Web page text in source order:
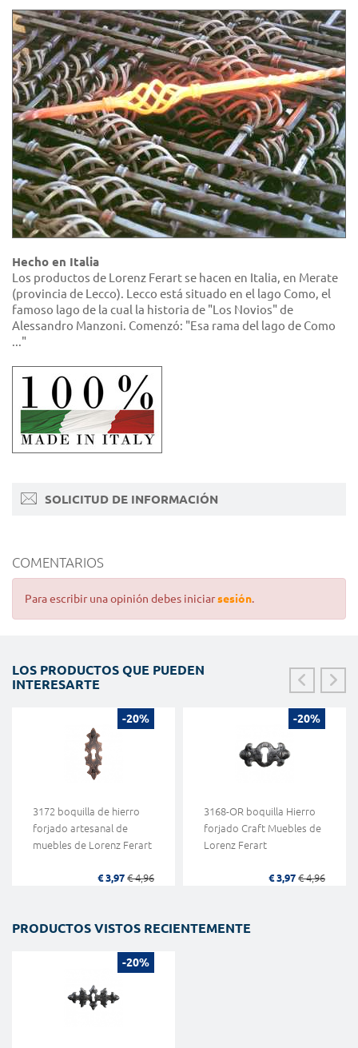
Hecho en Italia
Los productos de Lorenz Ferart se hacen en Italia, en Merate
(provincia de Lecco). Lecco está situado en el lago Como, el
famoso lago de la cual la historia de "Los Novios" de
Alessandro Manzoni. Comenzó: "Esa rama del lago de Como
..."
SOLICITUD DE INFORMACIÓN
COMENTARIOS
Para escribir una opinión debes iniciarsesión.
LOS PRODUCTOS QUE PUEDEN
INTERESARTE
-20%
3172 boquilla de hierro
forjado artesanal de
muebles de Lorenz Ferart
€ 3,97 € 4,96
-20%
3168-OR boquilla Hierro
forjado Craft Muebles de
Lorenz Ferart
€ 3,97 € 4,96
PRODUCTOS VISTOS RECIENTEMENTE
-20%